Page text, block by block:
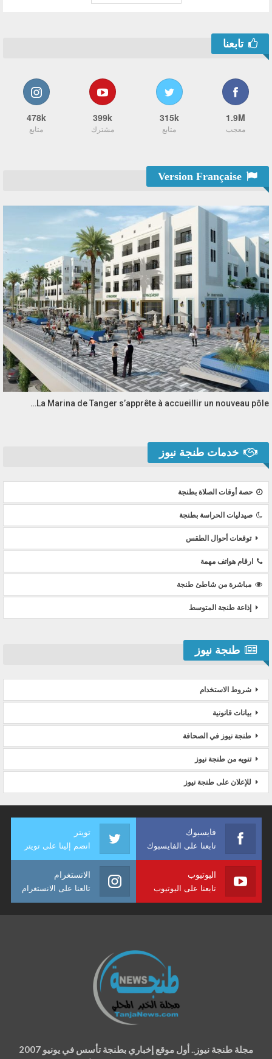
تابعنا
1.9M
معجب
315k
متابع
399k
مشترك
478k
متابع
La Marina de Tanger s’apprête à accueillir un nouveau pôle…
خدمات طنجة نيوز
حصة أوقات الصلاة بطنجة
صيدليات الحراسة بطنجة
توقعات أحوال الطقس
ارقام هواتف مهمة
مباشرة من شاطئ طنجة
إذاعة طنجة المتوسط
طنجة نيوز
شروط الاستخدام
بيانات قانونية
طنجة نيوز في الصحافة
تنويه من طنجة نيوز
للإعلان على طنجة نيوز
فايسبوك
تابعنا على الفايسبوك
تويتر
انضم إلينا على تويتر
اليوتيوب
تابعنا على اليوتيوب
الانستغرام
تالعنا على الانستغرام
مجلة طنجة نيوز.. أول موقع إخباري بطنجة تأسس في يونيو 2007